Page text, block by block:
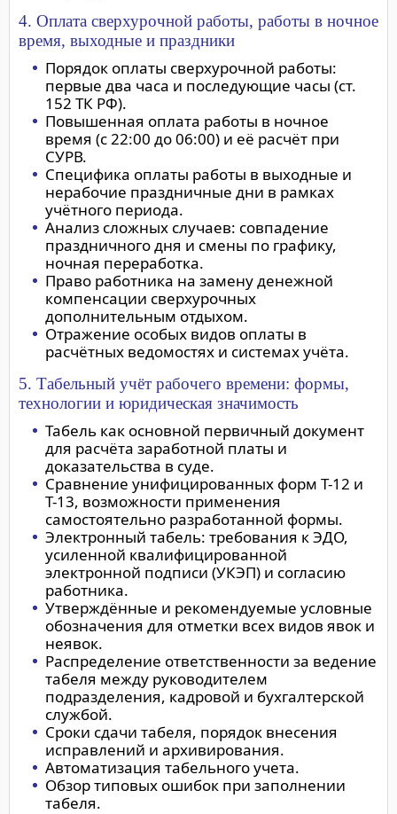
4. Оплата сверхурочной работы, работы в ночное
время, выходные и праздники
Порядок оплаты сверхурочной работы:
первые два часа и последующие часы (ст.
152 ТК РФ).
Повышенная оплата работы в ночное
время (с 22:00 до 06:00) и её расчёт при
СУРВ.
Специфика оплаты работы в выходные и
нерабочие праздничные дни в рамках
учётного периода.
Анализ сложных случаев: совпадение
праздничного дня и смены по графику,
ночная переработка.
Право работника на замену денежной
компенсации сверхурочных
дополнительным отдыхом.
Отражение особых видов оплаты в
расчётных ведомостях и системах учёта.
5. Табельный учёт рабочего времени: формы,
технологии и юридическая значимость
Табель как основной первичный документ
для расчёта заработной платы и
доказательства в суде.
Сравнение унифицированных форм Т-12 и
Т-13, возможности применения
самостоятельно разработанной формы.
Электронный табель: требования к ЭДО,
усиленной квалифицированной
электронной подписи (УКЭП) и согласию
работника.
Утверждённые и рекомендуемые условные
обозначения для отметки всех видов явок и
неявок.
Распределение ответственности за ведение
табеля между руководителем
подразделения, кадровой и бухгалтерской
службой.
Сроки сдачи табеля, порядок внесения
исправлений и архивирования.
Автоматизация табельного учета.
Обзор типовых ошибок при заполнении
табеля.